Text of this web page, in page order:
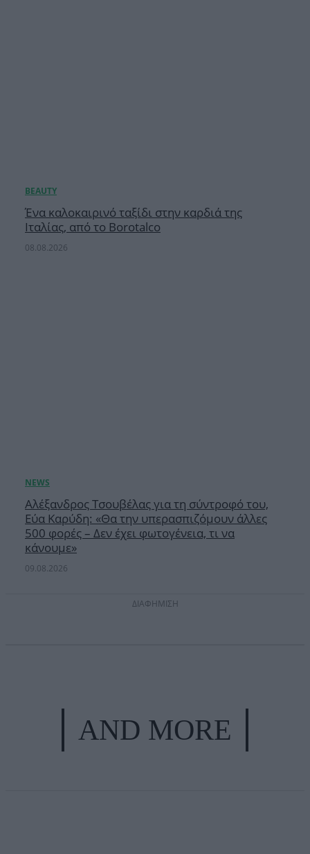
Ένα καλοκαιρινό ταξίδι στην καρδιά της
Ιταλίας, από το Borotalco
08.08.2026
Αλέξανδρος Τσουβέλας για τη σύντροφό του,
Εύα Καρύδη: «Θα την υπερασπιζόμουν άλλες
500 φορές – Δεν έχει φωτογένεια, τι να
κάνουμε»
09.08.2026
ΔΙΑΦΗΜΙΣΗ
AND MORE